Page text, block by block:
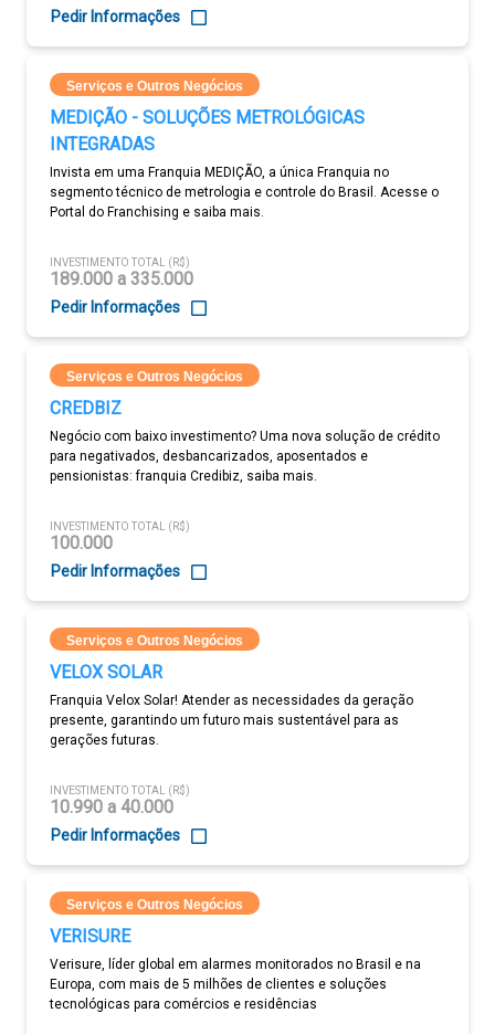
Pedir Informações
Serviços e Outros Negócios
MEDIÇÃO - SOLUÇÕES METROLÓGICAS
INTEGRADAS
Invista em uma Franquia MEDIÇÃO, a única Franquia no
segmento técnico de metrologia e controle do Brasil. Acesse o
Portal do Franchising e saiba mais.
INVESTIMENTO TOTAL (R$)
189.000 a 335.000
Pedir Informações
Serviços e Outros Negócios
CREDBIZ
Negócio com baixo investimento? Uma nova solução de crédito
para negativados, desbancarizados, aposentados e
pensionistas: franquia Credibiz, saiba mais.
INVESTIMENTO TOTAL (R$)
100.000
Pedir Informações
Serviços e Outros Negócios
VELOX SOLAR
Franquia Velox Solar! Atender as necessidades da geração
presente, garantindo um futuro mais sustentável para as
gerações futuras.
INVESTIMENTO TOTAL (R$)
10.990 a 40.000
Pedir Informações
Serviços e Outros Negócios
VERISURE
Verisure, líder global em alarmes monitorados no Brasil e na
Europa, com mais de 5 milhões de clientes e soluções
tecnológicas para comércios e residências